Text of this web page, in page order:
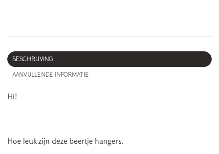
BESCHRIJVING
AANVULLENDE INFORMATIE
Hi!
Hoe leuk zijn deze beertje hangers.